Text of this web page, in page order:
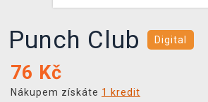
Punch Club Digital
76 Kč
Nákupem získáte 1 kredit